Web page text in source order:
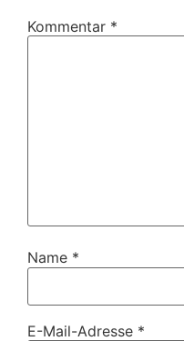
Kommentar *
Name *
E-Mail-Adresse *